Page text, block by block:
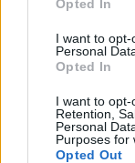
Opted In
I want to
Personal
Opted In
I want to opt-
Retention,
Personal
Purposes for
Opted Out
Multe ai
Bolzano
Paolo Mariani · 4 Ago
BREAKING NEWS